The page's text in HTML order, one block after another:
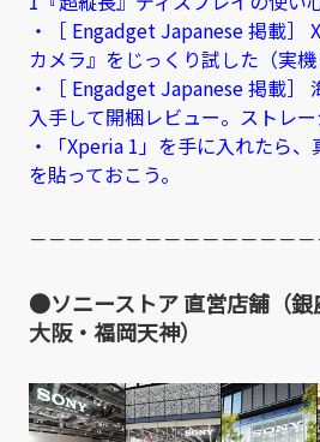
・［ Engadget Japanese 掲載］
カメラ』をじっくり試した（実機
・［ Engadget Japanese 掲載］
入手して開梱レビュー。ストレ
・「Xperia 1」を手に入れたら
を貼っておこう。
－－－－－－－－－－－－－－
●ソニーストア 直営店舗（銀
大阪・福岡天神）